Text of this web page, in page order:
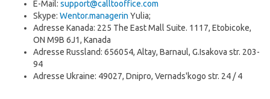
E-Mail: support@calltooffice.com
Skype: Wentor.managerin Yulia;
Adresse Kanada: 225 The East Mall Suite. 1117, Etobicoke,
ON M9B 6J1, Kanada
Adresse Russland: 656054, Altay, Barnaul, G.Isakova str. 203-
94
Adresse Ukraine: 49027, Dnipro, Vernads'kogo str. 24 / 4